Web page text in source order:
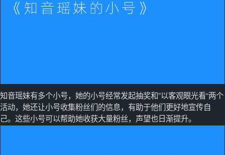
知音瑶妹有多个小号，她的小号经常发起抽奖和”以客观眼光看“两个
活动，她还让小号收集粉丝们的信息，有助于他们更好地宣传自
己。这些小号可以帮助她收获大量粉丝，声望也日渐提升。